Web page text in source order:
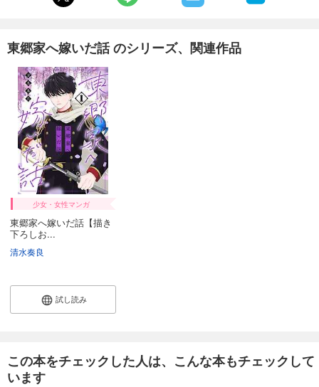
あらすじを表示する
東郷家へ嫁いだ話 31
165円 (税込)
あらすじを表示する
東郷家へ嫁いだ話 32
あらすじを表示する
東郷家へ嫁いだ話 33
9/4入荷
東郷家へ嫁いだ話 のシリーズ、関連作品
少女・女性マンガ
東郷家へ嫁いだ話【描き
下ろしお...
清水奏良
試し読み
この本をチェックした人は、こんな本もチェックして
います